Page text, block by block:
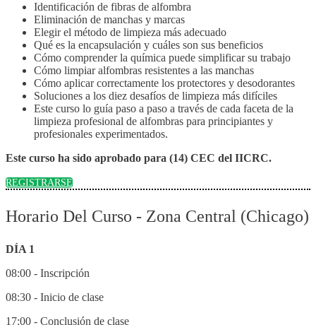
Identificación de fibras de alfombra
Eliminación de manchas y marcas
Elegir el método de limpieza más adecuado
Qué es la encapsulación y cuáles son sus beneficios
Cómo comprender la química puede simplificar su trabajo
Cómo limpiar alfombras resistentes a las manchas
Cómo aplicar correctamente los protectores y desodorantes
Soluciones a los diez desafíos de limpieza más difíciles
Este curso lo guía paso a paso a través de cada faceta de la
limpieza profesional de alfombras para principiantes y
profesionales experimentados.
Este curso ha sido aprobado para (14) CEC del IICRC.
REGISTRARSE
Horario Del Curso - Zona Central (Chicago)
DÍA 1
08:00 - Inscripción
08:30 - Inicio de clase
17:00 - Conclusión de clase